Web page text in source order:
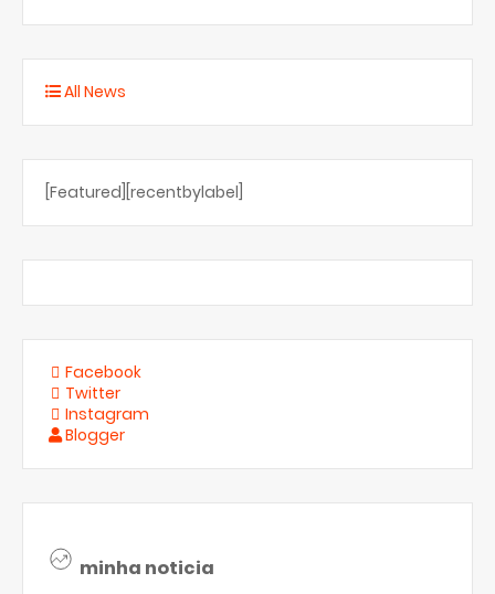
All News
[Featured][recentbylabel]
Facebook
Twitter
Instagram
Blogger
minha noticia